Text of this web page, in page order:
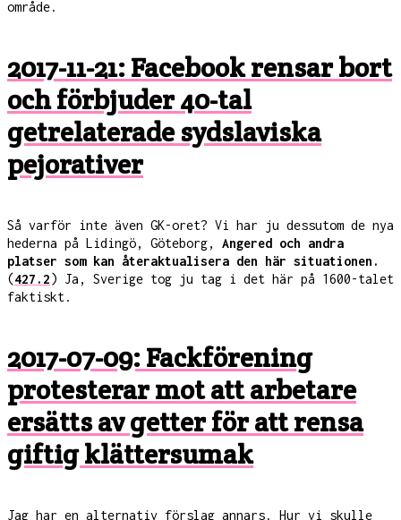
område.
2017-11-21: Facebook rensar bort
och förbjuder 40-tal
getrelaterade sydslaviska
pejorativer
Så varför inte även GK-oret? Vi har ju dessutom de nya
hederna på Lidingö, Göteborg, Angered och andra
platser som kan återaktualisera den här situationen.
(427.2) Ja, Sverige tog ju tag i det här på 1600-talet
faktiskt.
2017-07-09: Fackförening
protesterar mot att arbetare
ersätts av getter för att rensa
giftig klättersumak
Jag har en alternativ förslag annars. Hur vi skulle